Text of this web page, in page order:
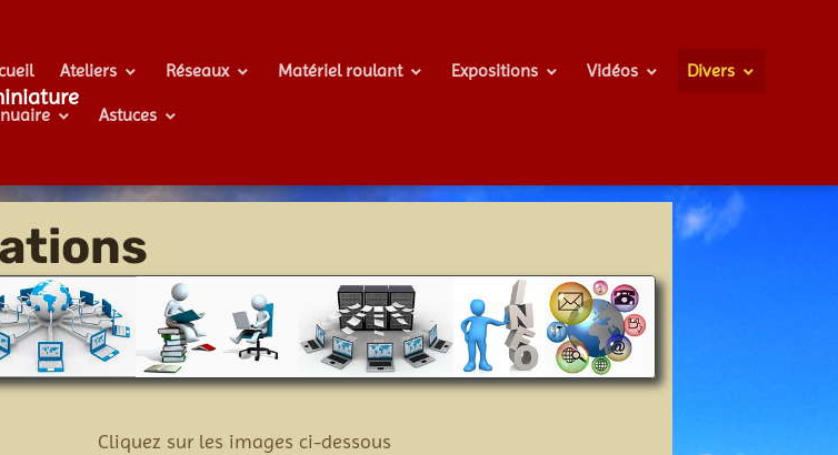
Ateliers Réseaux Matériel roulant Expositions Vidéos Divers
Astuces
Cliquez sur les images ci-dessous